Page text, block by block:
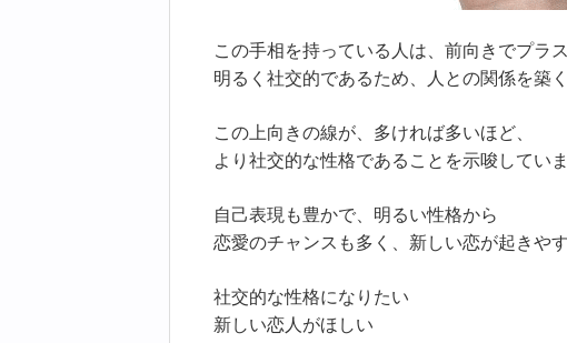
この手相を持っている人は、前向きでプラス
明るく社交的であるため、人との関係を築
この上向きの線が、多ければ多いほど、
より社交的な性格であることを示唆していま
自己表現も豊かで、明るい性格から
恋愛のチャンスも多く、新しい恋が起きや
社交的な性格になりたい
新しい恋人がほしい